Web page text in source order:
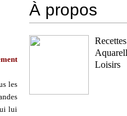
les
lui
À propos
Loisirs